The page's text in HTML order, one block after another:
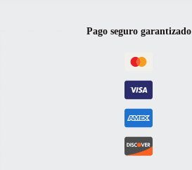
Pago seguro garantizado